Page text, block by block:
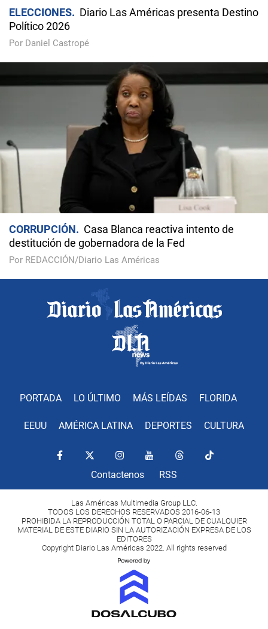
ELECCIONES
Diario Las Américas presenta Destino
Político 2026
Por Daniel Castropé
CORRUPCIÓN
Casa Blanca reactiva intento de
destitución de gobernadora de la Fed
Por REDACCIÓN/Diario Las Américas
PORTADA LO ÚLTIMO MÁS LEÍDAS FLORIDA
EEUU AMÉRICA LATINA DEPORTES CULTURA
Contactenos RSS
Las Américas Multimedia Group LLC.
TODOS LOS DERECHOS RESERVADOS 2016-06-13
PROHIBIDA LA REPRODUCCIÓN TOTAL O PARCIAL DE CUALQUIER
MATERIAL DE ESTE DIARIO SIN LA AUTORIZACIÓN EXPRESA DE LOS
EDITORES
Copyright Diario Las Américas 2022. All rights reserved